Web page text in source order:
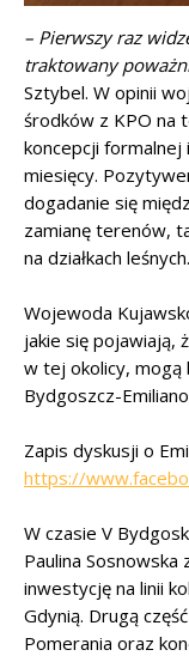
– Pierwszy raz
traktowany
Sztybel. W opinii
środków z KPO na
koncepcji formalnej
miesięcy.
dogadanie się
zamianę terenów,
na działkach leśnych.
Wojewoda
jakie się pojawiają,
w tej okolicy, mogą
Bydgoszcz-
Zapis dyskusji o
https://
W czasie V
Paulina
inwestycję na linii
Gdynią. Drugą
Pomerania oraz